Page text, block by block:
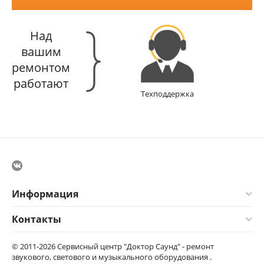
Над
вашим
ремонтом
работают
Техподдержка
Информация
Контакты
© 2011-2026 Сервисный центр "Доктор Саунд" - ремонт
звукового, светового и музыкального оборудования .